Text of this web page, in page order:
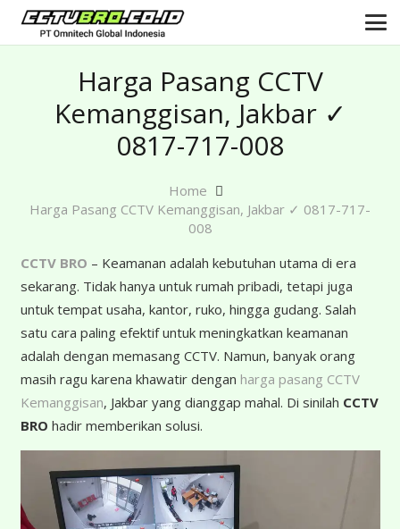
Harga Pasang CCTV
Kemanggisan, Jakbar ✓
0817-717-008
Home
Harga Pasang CCTV Kemanggisan, Jakbar ✓ 0817-717-
008
CCTV BRO – Keamanan adalah kebutuhan utama di era
sekarang. Tidak hanya untuk rumah pribadi, tetapi juga
untuk tempat usaha, kantor, ruko, hingga gudang. Salah
satu cara paling efektif untuk meningkatkan keamanan
adalah dengan memasang CCTV. Namun, banyak orang
masih ragu karena khawatir dengan harga pasang CCTV
Kemanggisan, Jakbar yang dianggap mahal. Di sinilah CCTV
BRO hadir memberikan solusi.